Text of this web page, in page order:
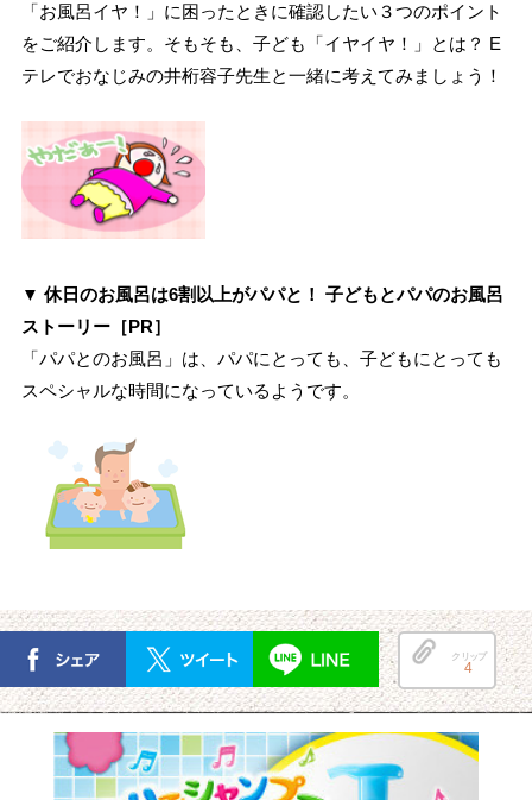
「お風呂イヤ！」に困ったときに確認したい３つのポイント
をご紹介します。そもそも、子ども「イヤイヤ！」とは？ E
テレでおなじみの井桁容子先生と一緒に考えてみましょう！
▼ 休日のお風呂は6割以上がパパと！ 子どもとパパのお風呂
ストーリー［PR］
「パパとのお風呂」は、パパにとっても、子どもにとっても
スペシャルな時間になっているようです。
クリップ
4